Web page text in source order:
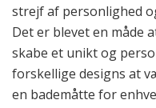
strejf af personlighed
Det er blevet en måde
skabe et unikt og
forskellige designs at
en bademåtte for